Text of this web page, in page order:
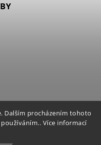
Dalším procházením tohoto
Více informací